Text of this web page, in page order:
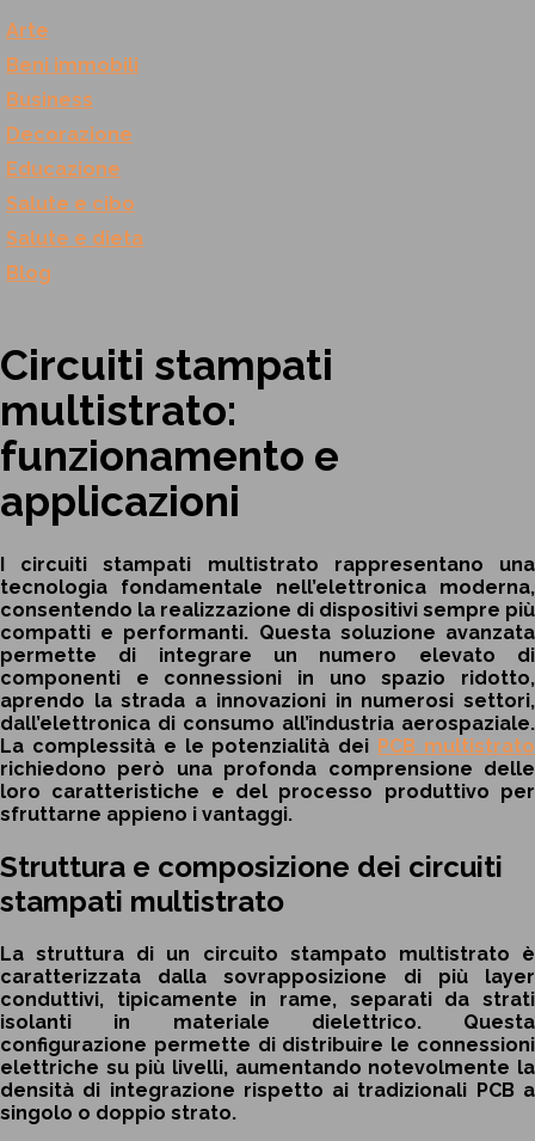
Arte
Beni immobili
Business
Decorazione
Educazione
Salute e cibo
Salute e dieta
Blog
Circuiti stampati
multistrato:
funzionamento e
applicazioni
I circuiti stampati multistrato rappresentano una
tecnologia fondamentale nell’elettronica moderna,
consentendo la realizzazione di dispositivi sempre più
compatti e performanti. Questa soluzione avanzata
permette di integrare un numero elevato di
componenti e connessioni in uno spazio ridotto,
aprendo la strada a innovazioni in numerosi settori,
dall’elettronica di consumo all’industria aerospaziale.
La complessità e le potenzialità dei PCB multistrato
richiedono però una profonda comprensione delle
loro caratteristiche e del processo produttivo per
sfruttarne appieno i vantaggi.
Struttura e composizione dei circuiti
stampati multistrato
La struttura di un circuito stampato multistrato è
caratterizzata dalla sovrapposizione di più layer
conduttivi, tipicamente in rame, separati da strati
isolanti in materiale dielettrico. Questa
configurazione permette di distribuire le connessioni
elettriche su più livelli, aumentando notevolmente la
densità di integrazione rispetto ai tradizionali PCB a
singolo o doppio strato.